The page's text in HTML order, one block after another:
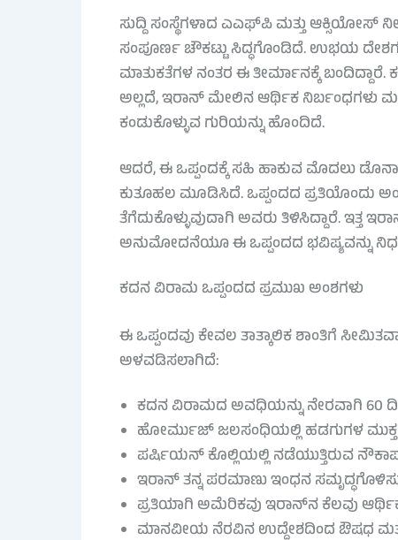
ಸುದ್ದಿ ಸಂಸ್ಥೆಗಳಾದ ಎಎಫ್‌ಪಿ ಮತ್ತು
ಸಂಪೂರ್ಣ ಚೌಕಟ್ಟು ಸಿದ್ಧಗೊಂಡಿದೆ. ಉಭಯ ದೇಶಗಳ
ಮಾತುಕತೆಗಳ ನಂತರ ಈ ತೀರ್ಮಾನಕ್ಕೆ ಬಂದಿದ್ದಾರೆ.
ಅಲ್ಲದೆ, ಇರಾನ್ ಮೇಲಿನ ಆರ್ಥಿಕ ನಿರ್ಬಂಧಗಳು
ಕಂಡುಕೊಳ್ಳುವ ಗುರಿಯನ್ನು ಹೊಂದಿದೆ.
ಆದರೆ, ಈ ಒಪ್ಪಂದಕ್ಕೆ ಸಹಿ ಹಾಕುವ ಮೊದಲು
ಕುತೂಹಲ ಮೂಡಿಸಿದೆ. ಒಪ್ಪಂದದ ಪ್ರತಿಯೊಂದು
ತೆಗೆದುಕೊಳ್ಳುವುದಾಗಿ ಅವರು ತಿಳಿಸಿದ್ದಾರೆ.
ಅನುಮೋದನೆಯೂ ಈ ಒಪ್ಪಂದದ ಭವಿಷ್ಯವನ್ನು
ಕದನ ವಿರಾಮ ಒಪ್ಪಂದದ ಪ್ರಮುಖ ಅಂಶಗಳು
ಈ ಒಪ್ಪಂದವು ಕೇವಲ ತಾತ್ಕಾಲಿಕ ಶಾಂತಿಗೆ
ಅಳವಡಿಸಲಾಗಿದೆ:
ಕದನ ವಿರಾಮದ ಅವಧಿಯನ್ನು ನೇರವಾಗಿ 60
ಹೋರ್ಮುಜ್ ಜಲಸಂಧಿಯಲ್ಲಿ ಹಡಗುಗಳ ಮುಕ್ತ
ಪರ್ಷಿಯನ್ ಕೊಲ್ಲಿಯಲ್ಲಿ ನಡೆಯುತ್ತಿರುವ
ಇರಾನ್ ತನ್ನ ಪರಮಾಣು ಇಂಧನ
ಪ್ರತಿಯಾಗಿ ಅಮೆರಿಕವು ಇರಾನ್‌ನ ಕೆಲವು
ಮಾನವೀಯ ನೆರವಿನ ಉದ್ದೇಶದಿಂದ ಔಷಧ ಮತ್ತು